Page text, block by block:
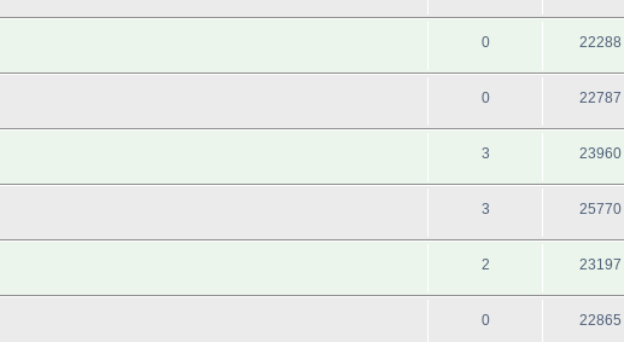
0 22288
0 22787
3 23960
3 25770
2 23197
0 22865